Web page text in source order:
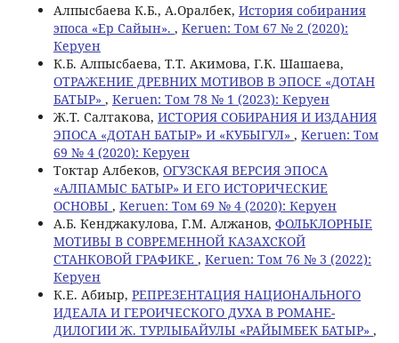
Алпысбаева К.Б., А.Оралбек, История собирания
эпоса «Ер Сайын». , Keruen: Том 67 № 2 (2020):
Керуен
К.Б. Алпысбаева, Т.Т. Акимова, Г.К. Шашаева,
ОТРАЖЕНИЕ ДРЕВНИХ МОТИВОВ В ЭПОСЕ «ДОТАН
БАТЫР» , Keruen: Том 78 № 1 (2023): Керуен
Ж.Т. Салтакова, ИСТОРИЯ СОБИРАНИЯ И ИЗДАНИЯ
ЭПОСА «ДОТАН БАТЫР» И «КУБЫГУЛ» , Keruen: Том
69 № 4 (2020): Керуен
Токтар Албеков, ОГУЗСКАЯ ВЕРСИЯ ЭПОСА
«АЛПАМЫС БАТЫР» И ЕГО ИСТОРИЧЕСКИЕ
ОСНОВЫ , Keruen: Том 69 № 4 (2020): Керуен
А.Б. Кенджакулова, Г.М. Алжанов, ФОЛЬКЛОРНЫЕ
МОТИВЫ В СОВРЕМЕННОЙ КАЗАХСКОЙ
СТАНКОВОЙ ГРАФИКЕ , Keruen: Том 76 № 3 (2022):
Керуен
К.Е. Абиыр, РЕПРЕЗЕНТАЦИЯ НАЦИОНАЛЬНОГО
ИДЕАЛА И ГЕРОИЧЕСКОГО ДУХА В РОМАНЕ-
ДИЛОГИИ Ж. ТУРЛЫБАЙУЛЫ «РАЙЫМБЕК БАТЫР» ,